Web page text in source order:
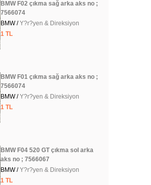
BMW F02 çıkma sağ arka aks no ;
7566074
BMW /Y?r?yen & Direksiyon
1 TL
BMW F01 çıkma sağ arka aks no ;
7566074
BMW /Y?r?yen & Direksiyon
1 TL
BMW F04 520 GT çıkma sol arka
aks no ; 7566067
BMW /Y?r?yen & Direksiyon
1 TL